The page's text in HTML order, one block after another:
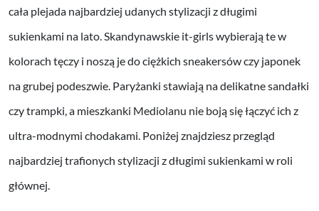
cała plejada najbardziej udanych stylizacji z długimi
sukienkami na lato. Skandynawskie it-girls wybierają te w
kolorach tęczy i noszą je do ciężkich sneakersów czy japonek
na grubej podeszwie. Paryżanki stawiają na delikatne sandałki
czy trampki, a mieszkanki Mediolanu nie boją się łączyć ich z
ultra-modnymi chodakami. Poniżej znajdziesz przegląd
najbardziej trafionych stylizacji z długimi sukienkami w roli
głównej.